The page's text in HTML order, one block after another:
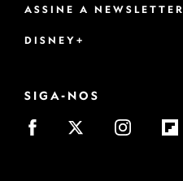
ASSINE A NEWSLETTER
DISNEY+
SIGA-NOS